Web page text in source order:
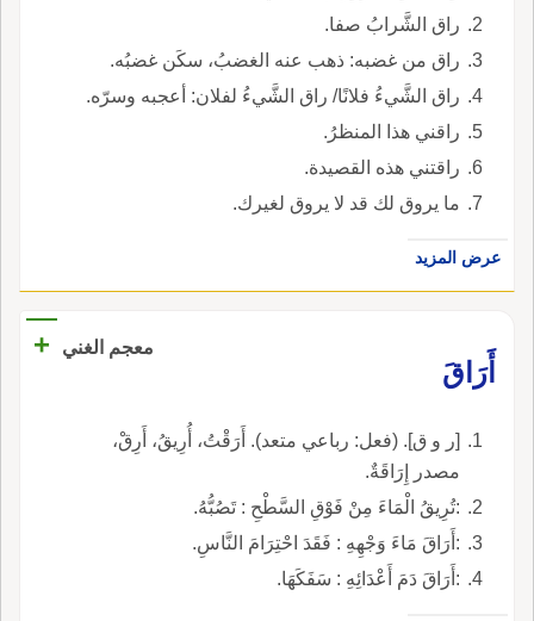
راق الشَّرابُ صفا.
راق من غضبه: ذهب عنه الغضبُ، سكَن غضبُه.
راق الشَّيءُ فلانًا/ راق الشَّيءُ لفلان: أعجبه وسرّه.
راقني هذا المنظرُ.
راقتني هذه القصيدة.
ما يروق لك قد لا يروق لغيرك.
عرض المزيد
معجم الغني
+
أَرَاقَ
[ر و ق]. (فعل: رباعي متعد). أَرَقْتُ، أُرِيقُ، أَرِقْ،
مصدر إِرَاقَةٌ.
:تُرِيقُ الْمَاءَ مِنْ فَوْقِ السَّطْحِ : تَصُبُّهُ.
:أَرَاقَ مَاءَ وَجْهِهِ : فَقَدَ احْتِرَامَ النَّاسِ.
:أَرَاقَ دَمَ أَعْدَائِهِ : سَفَكَهَا.